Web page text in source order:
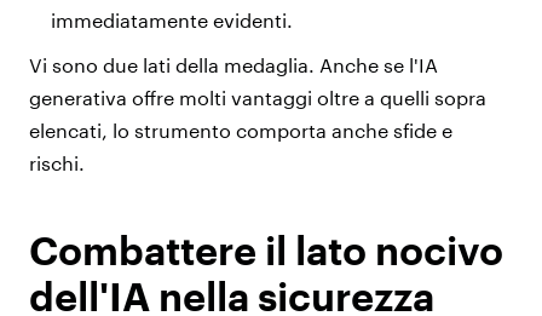
immediatamente evidenti.
Vi sono due lati della medaglia. Anche se l'IA
generativa offre molti vantaggi oltre a quelli sopra
elencati, lo strumento comporta anche sfide e
rischi.
Combattere il lato nocivo
dell'IA nella sicurezza